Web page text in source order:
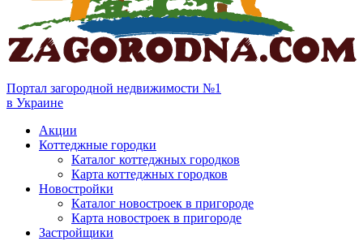
Портал загородной недвижимости №1
в Украине
Акции
Коттеджные городки
Каталог коттеджных городков
Карта коттеджных городков
Новостройки
Каталог новостроек в пригороде
Карта новостроек в пригороде
Застройщики